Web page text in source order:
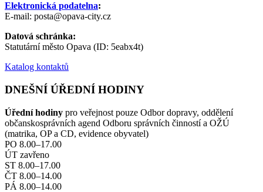
Elektronická podatelna:
E-mail: posta@opava-city.cz
Datová schránka:
Statutární město Opava (ID: 5eabx4t)
Katalog kontaktů
DNEŠNÍ ÚŘEDNÍ HODINY
Úřední hodiny pro veřejnost pouze Odbor dopravy, oddělení
občanskosprávních agend Odboru správních činností a OŽÚ
(matrika, OP a CD, evidence obyvatel)
PO 8.00–17.00
ÚT zavřeno
ST 8.00–17.00
ČT 8.00–14.00
PÁ 8.00–14.00